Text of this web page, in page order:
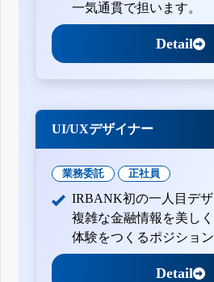
一気通貫で担います。
Detail
UI/UXデザイナー
業務委託 正社員
IRBANK初の一人目デザ
複雑な金融情報を美し
体験をつくるポジション
Detail